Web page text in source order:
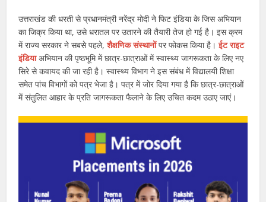
उत्तराखंड की धरती से प्रधानमंत्री नरेंद्र मोदी ने फिट इंडिया के जिस अभियान
का जिक्र किया था, उसे धरातल पर उतारने की तैयारी तेज हो गई है। इस क्रम
में राज्य सरकार ने सबसे पहले,शैक्षणिक संस्थानोंपर फोकस किया है। ईट राइट
इंडियाअभियान की पृष्ठभूमि में छात्र-छात्राओं में स्वास्थ्य जागरूकता के लिए नए
सिरे से कवायद की जा रही है। स्वास्थ्य विभाग ने इस संबंध में विद्यालयी शिक्षा
समेत पांच विभागों को पत्र भेजा है। पत्र में जोर दिया गया है कि छात्र-छात्राओं
में संतुलित आहार के प्रति जागरूकता फैलाने के लिए उचित कदम उठाए जाएं।